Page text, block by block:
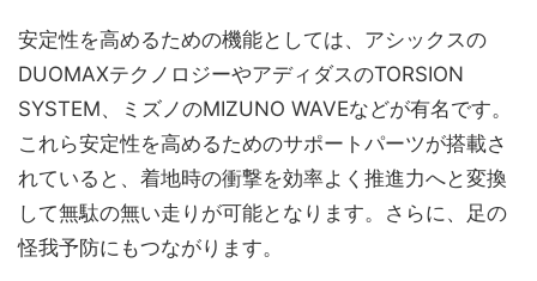
安定性を高めるための機能としては、アシックスの
DUOMAXテクノロジーやアディダスのTORSION
SYSTEM、ミズノのMIZUNO WAVEなどが有名です。
これら安定性を高めるためのサポートパーツが搭載さ
れていると、着地時の衝撃を効率よく推進力へと変換
して無駄の無い走りが可能となります。さらに、足の
怪我予防にもつながります。